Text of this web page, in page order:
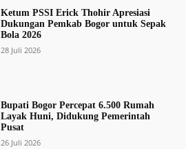
Ketum PSSI Erick Thohir Apresiasi
Dukungan Pemkab Bogor untuk Sepak
Bola 2026
28 Juli 2026
Bupati Bogor Percepat 6.500 Rumah
Layak Huni, Didukung Pemerintah
Pusat
26 Juli 2026